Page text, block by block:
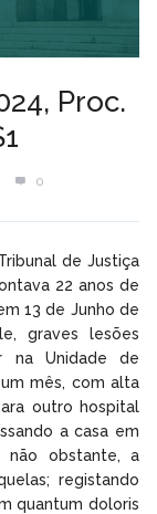
Proc.
0
de Justiça
22 anos de
13 de Junho de
graves lesões
na Unidade de
mês, com alta
outro hospital
a casa em
não obstante, a
registando
quantum doloris